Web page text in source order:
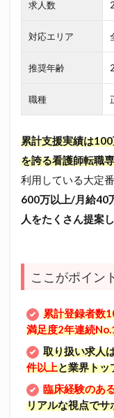
求人数
対応エリア
推奨年齢
職種
累計支援実績は
を誇る看護師転職
利用している大定
600万以上/月給40
人をたくさん提案
ここがポイン
累計登録者数
満足度2年連続
取り扱い求人
件以上と業界トッ
臨床経験のあ
リアルな視点でサ